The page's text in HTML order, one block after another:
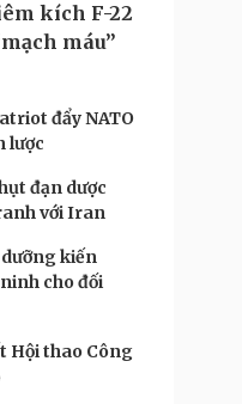
thời sự
yêu
cho bé
tâm hồn
kích F-22
máu”
đẩy NATO
lược
đạn dược
với Iran
dưỡng kiến
cho đối
Hội thao Công